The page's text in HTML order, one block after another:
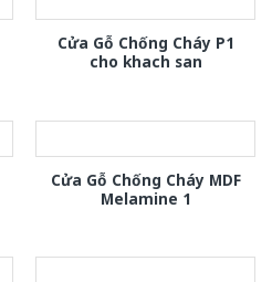
Cửa Gỗ Chống Cháy P1
cho khach san
Cửa Gỗ Chống Cháy MDF
Melamine 1